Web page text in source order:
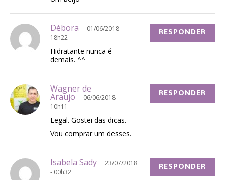
Débora
01/06/2018 -
18h22
Hidratante nunca é
demais. ^^
RESPONDER
Wagner de
Araujo
06/06/2018 -
10h11
Legal. Gostei das dicas.
Vou comprar um desses.
RESPONDER
Isabela Sady
23/07/2018
- 00h32
RESPONDER